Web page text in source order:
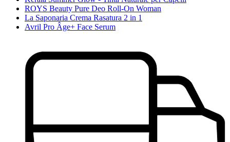
ROYS Beauty Pure Deo Roll-On Woman
La Saponaria Crema Rasatura 2 in 1
Avril Pro Âge+ Face Serum